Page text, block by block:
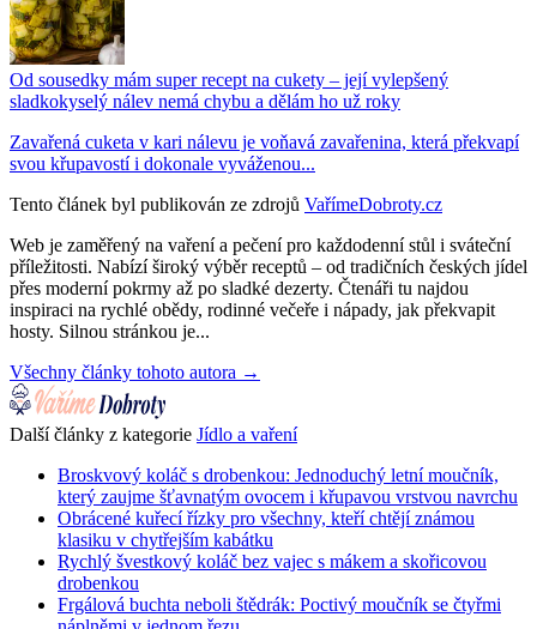
Od sousedky mám super recept na cukety – její vylepšený
sladkokyselý nálev nemá chybu a dělám ho už roky
Zavařená cuketa v kari nálevu je voňavá zavařenina, která překvapí
svou křupavostí i dokonale vyváženou...
Tento článek byl publikován ze zdrojů VařímeDobroty.cz
Web je zaměřený na vaření a pečení pro každodenní stůl i sváteční
příležitosti. Nabízí široký výběr receptů – od tradičních českých jídel
přes moderní pokrmy až po sladké dezerty. Čtenáři tu najdou
inspiraci na rychlé obědy, rodinné večeře i nápady, jak překvapit
hosty. Silnou stránkou je...
Všechny články tohoto autora →
Další články z kategorie Jídlo a vaření
Broskvový koláč s drobenkou: Jednoduchý letní moučník,
který zaujme šťavnatým ovocem i křupavou vrstvou navrchu
Obrácené kuřecí řízky pro všechny, kteří chtějí známou
klasiku v chytřejším kabátku
Rychlý švestkový koláč bez vajec s mákem a skořicovou
drobenkou
Frgálová buchta neboli štědrák: Poctivý moučník se čtyřmi